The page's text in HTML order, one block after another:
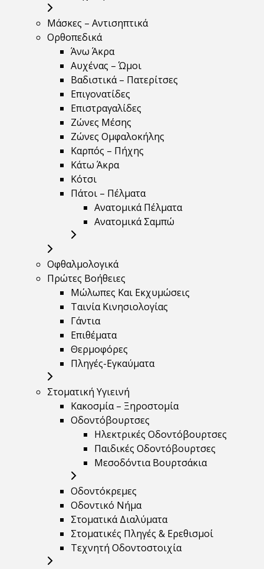
Μάσκες – Αντισηπτικά
Ορθοπεδικά
Άνω Άκρα
Αυχένας – Ώμοι
Βαδιστικά – Πατερίτσες
Επιγονατίδες
Επιστραγαλίδες
Ζώνες Μέσης
Ζώνες Ομφαλοκήλης
Καρπός – Πήχης
Κάτω Άκρα
Κότσι
Πάτοι – Πέλματα
Ανατομικά Πέλματα
Ανατομικά Σαμπώ
Οφθαλμολογικά
Πρώτες Βοήθειες
Μώλωπες Και Εκχυμώσεις
Ταινία Κινησιολογίας
Γάντια
Επιθέματα
Θερμοφόρες
Πληγές-Εγκαύματα
Στοματική Υγιεινή
Κακοσμία – Ξηροστομία
Οδοντόβουρτσες
Ηλεκτρικές Οδοντόβουρτσες
Παιδικές Οδοντόβουρτσες
Μεσοδόντια Βουρτσάκια
Οδοντόκρεμες
Οδοντικό Νήμα
Στοματικά Διαλύματα
Στοματικές Πληγές & Ερεθισμοί
Τεχνητή Οδοντοστοιχία